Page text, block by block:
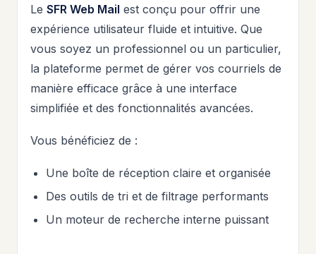
Le SFR Web Mail est conçu pour offrir une
expérience utilisateur fluide et intuitive. Que
vous soyez un professionnel ou un particulier,
la plateforme permet de gérer vos courriels de
manière efficace grâce à une interface
simplifiée et des fonctionnalités avancées.
Vous bénéficiez de :
Une boîte de réception claire et organisée
Des outils de tri et de filtrage performants
Un moteur de recherche interne puissant